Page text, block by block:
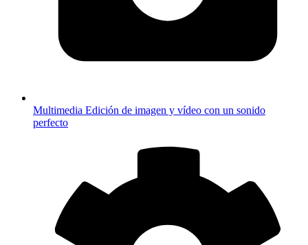
Multimedia Edición de imagen y vídeo con un sonido
perfecto